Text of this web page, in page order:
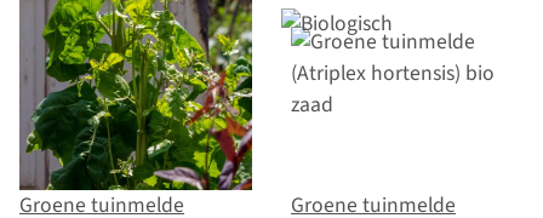
Groene tuinmelde Groene tuinmelde